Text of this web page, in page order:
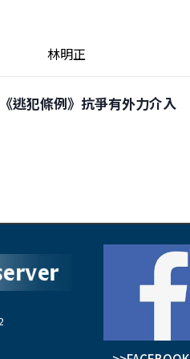
林明正
逃犯條例》抗爭有外力介入